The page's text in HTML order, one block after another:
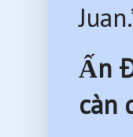
Ấn
càn